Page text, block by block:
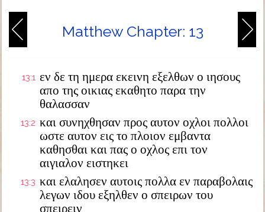
Matthew Chapter: 13
13:1 εν δε τη ημερα εκεινη εξελθων ο ιησους
απο της οικιας εκαθητο παρα την
θαλασσαν
13:2 και συνηχθησαν προς αυτον οχλοι πολλοι
ωστε αυτον εις το πλοιον εμβαντα
καθησθαι και πας ο οχλος επι τον
αιγιαλον ειστηκει
13:3 και ελαλησεν αυτοις πολλα εν παραβολαις
λεγων ιδου εξηλθεν ο σπειρων του
σπειρειν